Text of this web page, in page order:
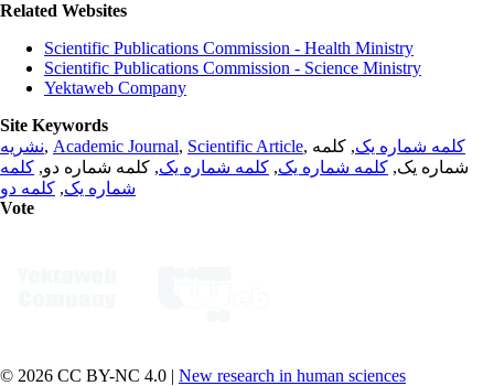
Related Websites
Scientific Publications Commission - Health Ministry
Scientific Publications Commission - Science Ministry
Yektaweb Company
Site Keywords
نشریه, Academic Journal, Scientific Article, کلمه شماره یک, کلمه
شماره یک, کلمه شماره یک, کلمه شماره یک, کلمه شماره دو, کلمه
شماره یک, کلمه دو
Vote
© 2026 CC BY-NC 4.0 | New research in human sciences